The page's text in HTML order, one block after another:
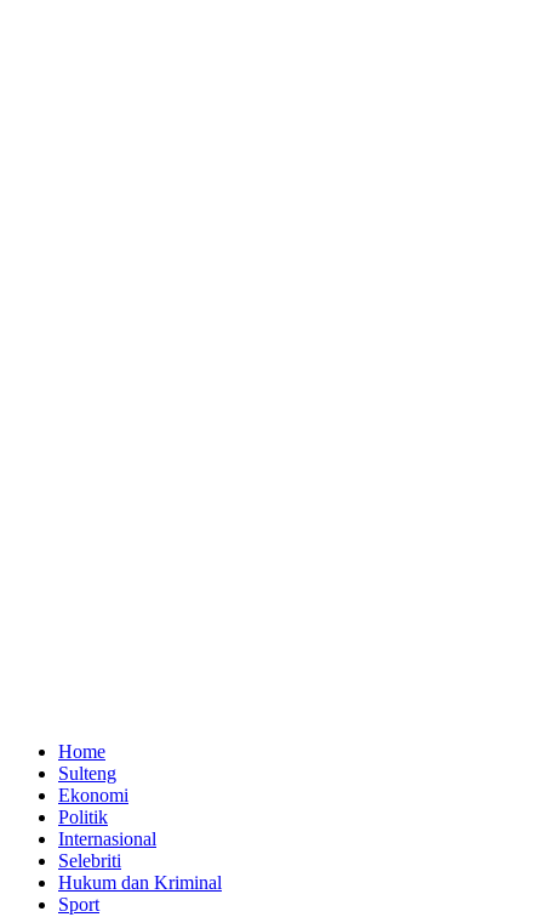
Home
Sulteng
Ekonomi
Politik
Internasional
Selebriti
Hukum dan Kriminal
Sport